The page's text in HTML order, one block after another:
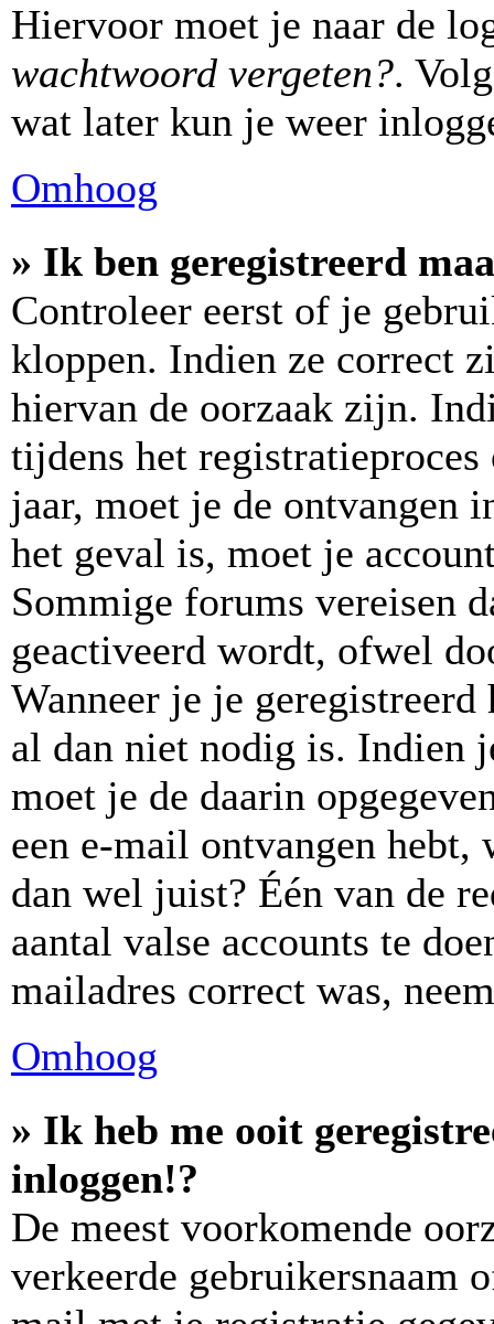
Hiervoor moet je naar de
wachtwoord vergeten?.
wat later kun je weer
Omhoog
» Ik ben geregistreerd
Controleer eerst of je
kloppen. Indien ze correct
hiervan de oorzaak zijn.
tijdens het
jaar, moet je de ontvangen
het geval is, moet je
Sommige forums vereisen
geactiveerd wordt, ofwel
Wanneer je je
al dan niet nodig is. Indien
moet je de daarin
een e-mail ontvangen hebt,
dan wel juist? Één van de
aantal valse accounts te
mailadres correct was,
Omhoog
» Ik heb me ooit
inloggen!?
De meest voorkomende
verkeerde gebruikersnaam